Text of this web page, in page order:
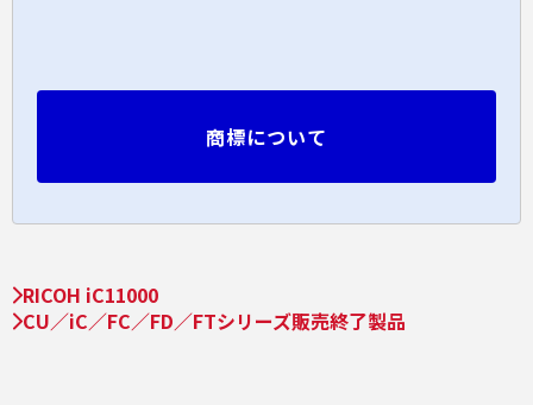
商標について
RICOH iC11000
CU／iC／FC／FD／FTシリーズ販売終了製品